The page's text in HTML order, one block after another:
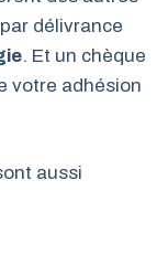
délivrance
. Et un chèque
votre adhésion
aussi